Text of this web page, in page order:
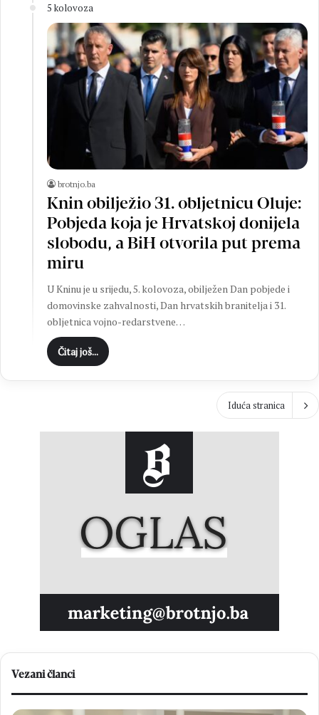
5 kolovoza
brotnjo.ba
Knin obilježio 31. obljetnicu Oluje:
Pobjeda koja je Hrvatskoj donijela
slobodu, a BiH otvorila put prema
miru
U Kninu je u srijedu, 5. kolovoza, obilježen Dan pobjede i
domovinske zahvalnosti, Dan hrvatskih branitelja i 31.
obljetnica vojno-redarstvene…
Čitaj još...
Iduća stranica
Vezani članci